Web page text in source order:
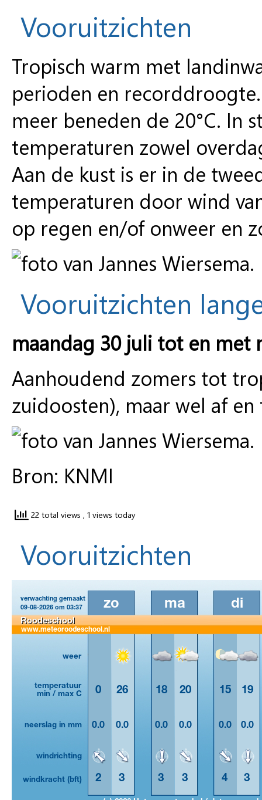
Vooruitzichten
Tropisch warm met
perioden en
meer beneden de 20°C. In
temperaturen zowel
Aan de kust is er in de
temperaturen door wind
op regen en/of onweer en
Vooruitzichten
maandag 30 juli tot en met
Aanhoudend zomers tot
zuidoosten), maar wel af
Bron: KNMI
22 total views , 1 views today
Vooruitzichten